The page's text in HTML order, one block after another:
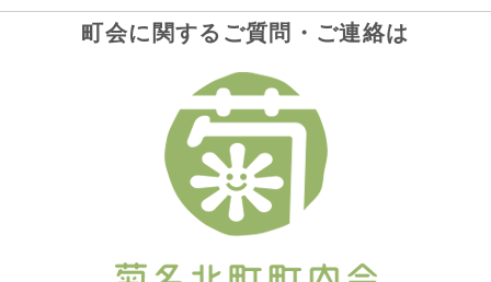
町会に関するご質問・ご連絡は